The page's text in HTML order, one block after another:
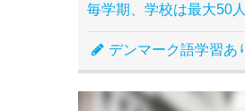
毎学期、学校は最大50
デンマーク語学習あ